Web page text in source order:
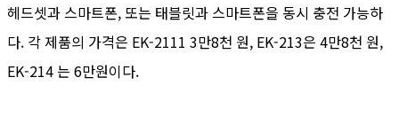
헤드셋과 스마트폰, 또는 태블릿과 스마트폰을 동시 충전 가능하
다. 각 제품의 가격은 EK-2111 3만8천 원, EK-213은 4만8천 원,
EK-214 는 6만원이다.